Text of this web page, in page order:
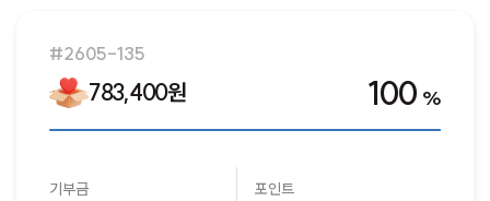
#2605-135
783,400원 100 %
기부금 포인트